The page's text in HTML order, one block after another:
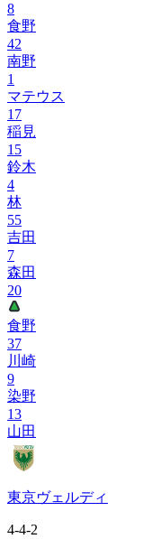
8
食野
42
南野
1
マテウス
17
稲見
15
鈴木
4
林
55
吉田
7
森田
20
食野
37
川崎
9
染野
13
山田
東京ヴェルディ
4-4-2